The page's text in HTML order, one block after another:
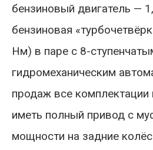
бензиновый двигатель —
бензиновая
Нм) в паре с 8-
гидромеханическим
продаж все комплектации
иметь полный привод с
мощности на задние